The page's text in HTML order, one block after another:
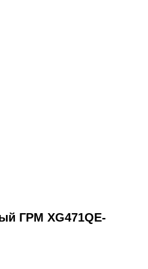
ГРМ XG471QE-